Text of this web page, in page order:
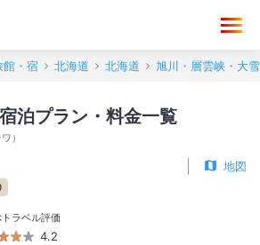
館・宿 北海道 北海道 旭川・層雲峡・大
泊プラン・料金一覧
）
地図
ラベル評価
4.2